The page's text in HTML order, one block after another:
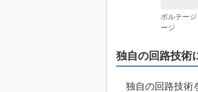
ボルテージ
ージ
独自の回路技術
独自の回路技術